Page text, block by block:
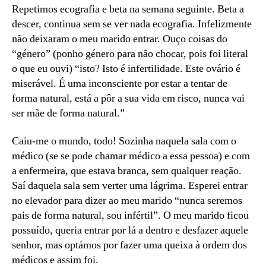
Repetimos ecografia e beta na semana seguinte. Beta a
descer, continua sem se ver nada ecografia. Infelizmente
não deixaram o meu marido entrar. Ouço coisas do
“género” (ponho género para não chocar, pois foi literal
o que eu ouvi) “isto? Isto é infertilidade. Este ovário é
miserável. É uma inconsciente por estar a tentar de
forma natural, está a pôr a sua vida em risco, nunca vai
ser mãe de forma natural.”
Caiu-me o mundo, todo! Sozinha naquela sala com o
médico (se se pode chamar médico a essa pessoa) e com
a enfermeira, que estava branca, sem qualquer reação.
Saí daquela sala sem verter uma lágrima. Esperei entrar
no elevador para dizer ao meu marido “nunca seremos
pais de forma natural, sou infértil”. O meu marido ficou
possuído, queria entrar por lá a dentro e desfazer aquele
senhor, mas optámos por fazer uma queixa à ordem dos
médicos e assim foi.